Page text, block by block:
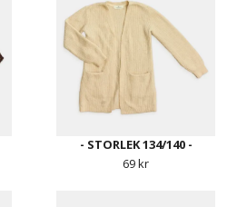
- STORLEK 134/140 -
69 kr